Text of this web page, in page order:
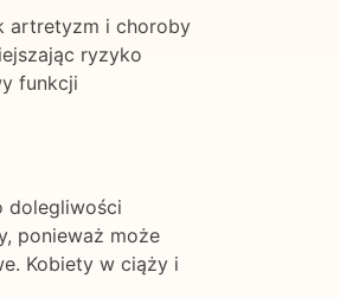
artretyzm i choroby
ryzyko
funkcji
dolegliwości
ponieważ może
Kobiety w ciąży i